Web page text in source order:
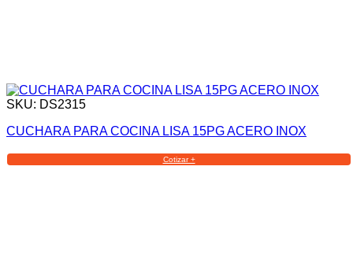
SKU: DS2315
CUCHARA PARA COCINA LISA 15PG ACERO INOX
Cotizar +